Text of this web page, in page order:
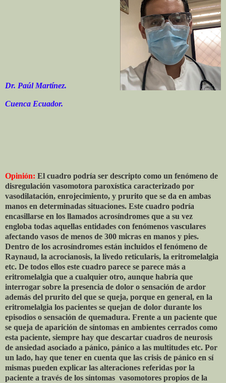
Dr. Paúl Martínez.
Cuenca Ecuador.
Opinión: El cuadro podría ser descripto como un fenómeno de
disregulación vasomotora paroxística caracterizado por
vasodilatación, enrojecimiento, y prurito que se da en ambas
manos en determinadas situaciones. Este cuadro podría
encasillarse en los llamados acrosíndromes que a su vez
engloba todas aquellas entidades con fenómenos vasculares
afectando vasos de menos de 300 micras en manos y pies.
Dentro de los acrosíndromes están incluidos el fenómeno de
Raynaud, la acrocianosis, la livedo reticularis, la eritromelalgia
etc. De todos ellos este cuadro parece se parece más a
eritromelalgia que a cualquier otro, aunque habría que
interrogar sobre la presencia de dolor o sensación de ardor
además del prurito del que se queja, porque en general, en la
eritromelalgia los pacientes se quejan de dolor durante los
episodios o sensación de quemadura. Frente a un paciente que
se queja de aparición de síntomas en ambientes cerrados como
esta paciente, siempre hay que descartar cuadros de neurosis
de ansiedad asociado a pánico, pánico a las multitudes etc. Por
un lado, hay que tener en cuenta que las crisis de pánico en sí
mismas pueden explicar las alteraciones referidas por la
paciente a través de los síntomas vasomotores propios de la